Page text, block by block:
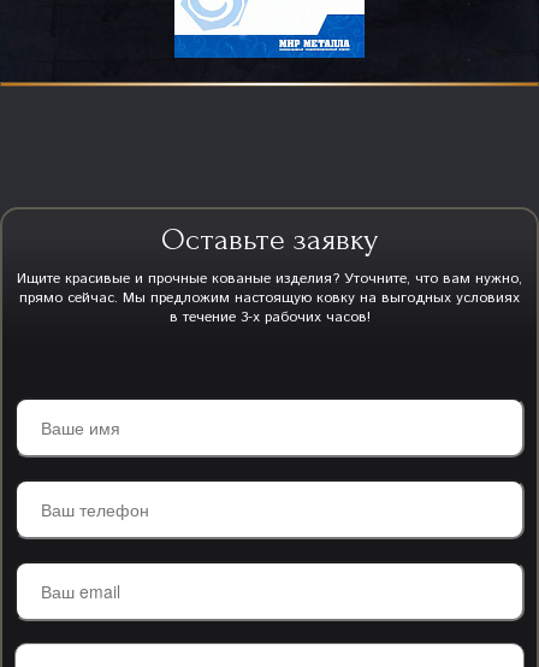
Оставьте заявку
Ищите красивые и прочные кованые изделия? Уточните, что вам нужно,
прямо сейчас. Мы предложим настоящую ковку на выгодных условиях
в течение 3-х рабочих часов!